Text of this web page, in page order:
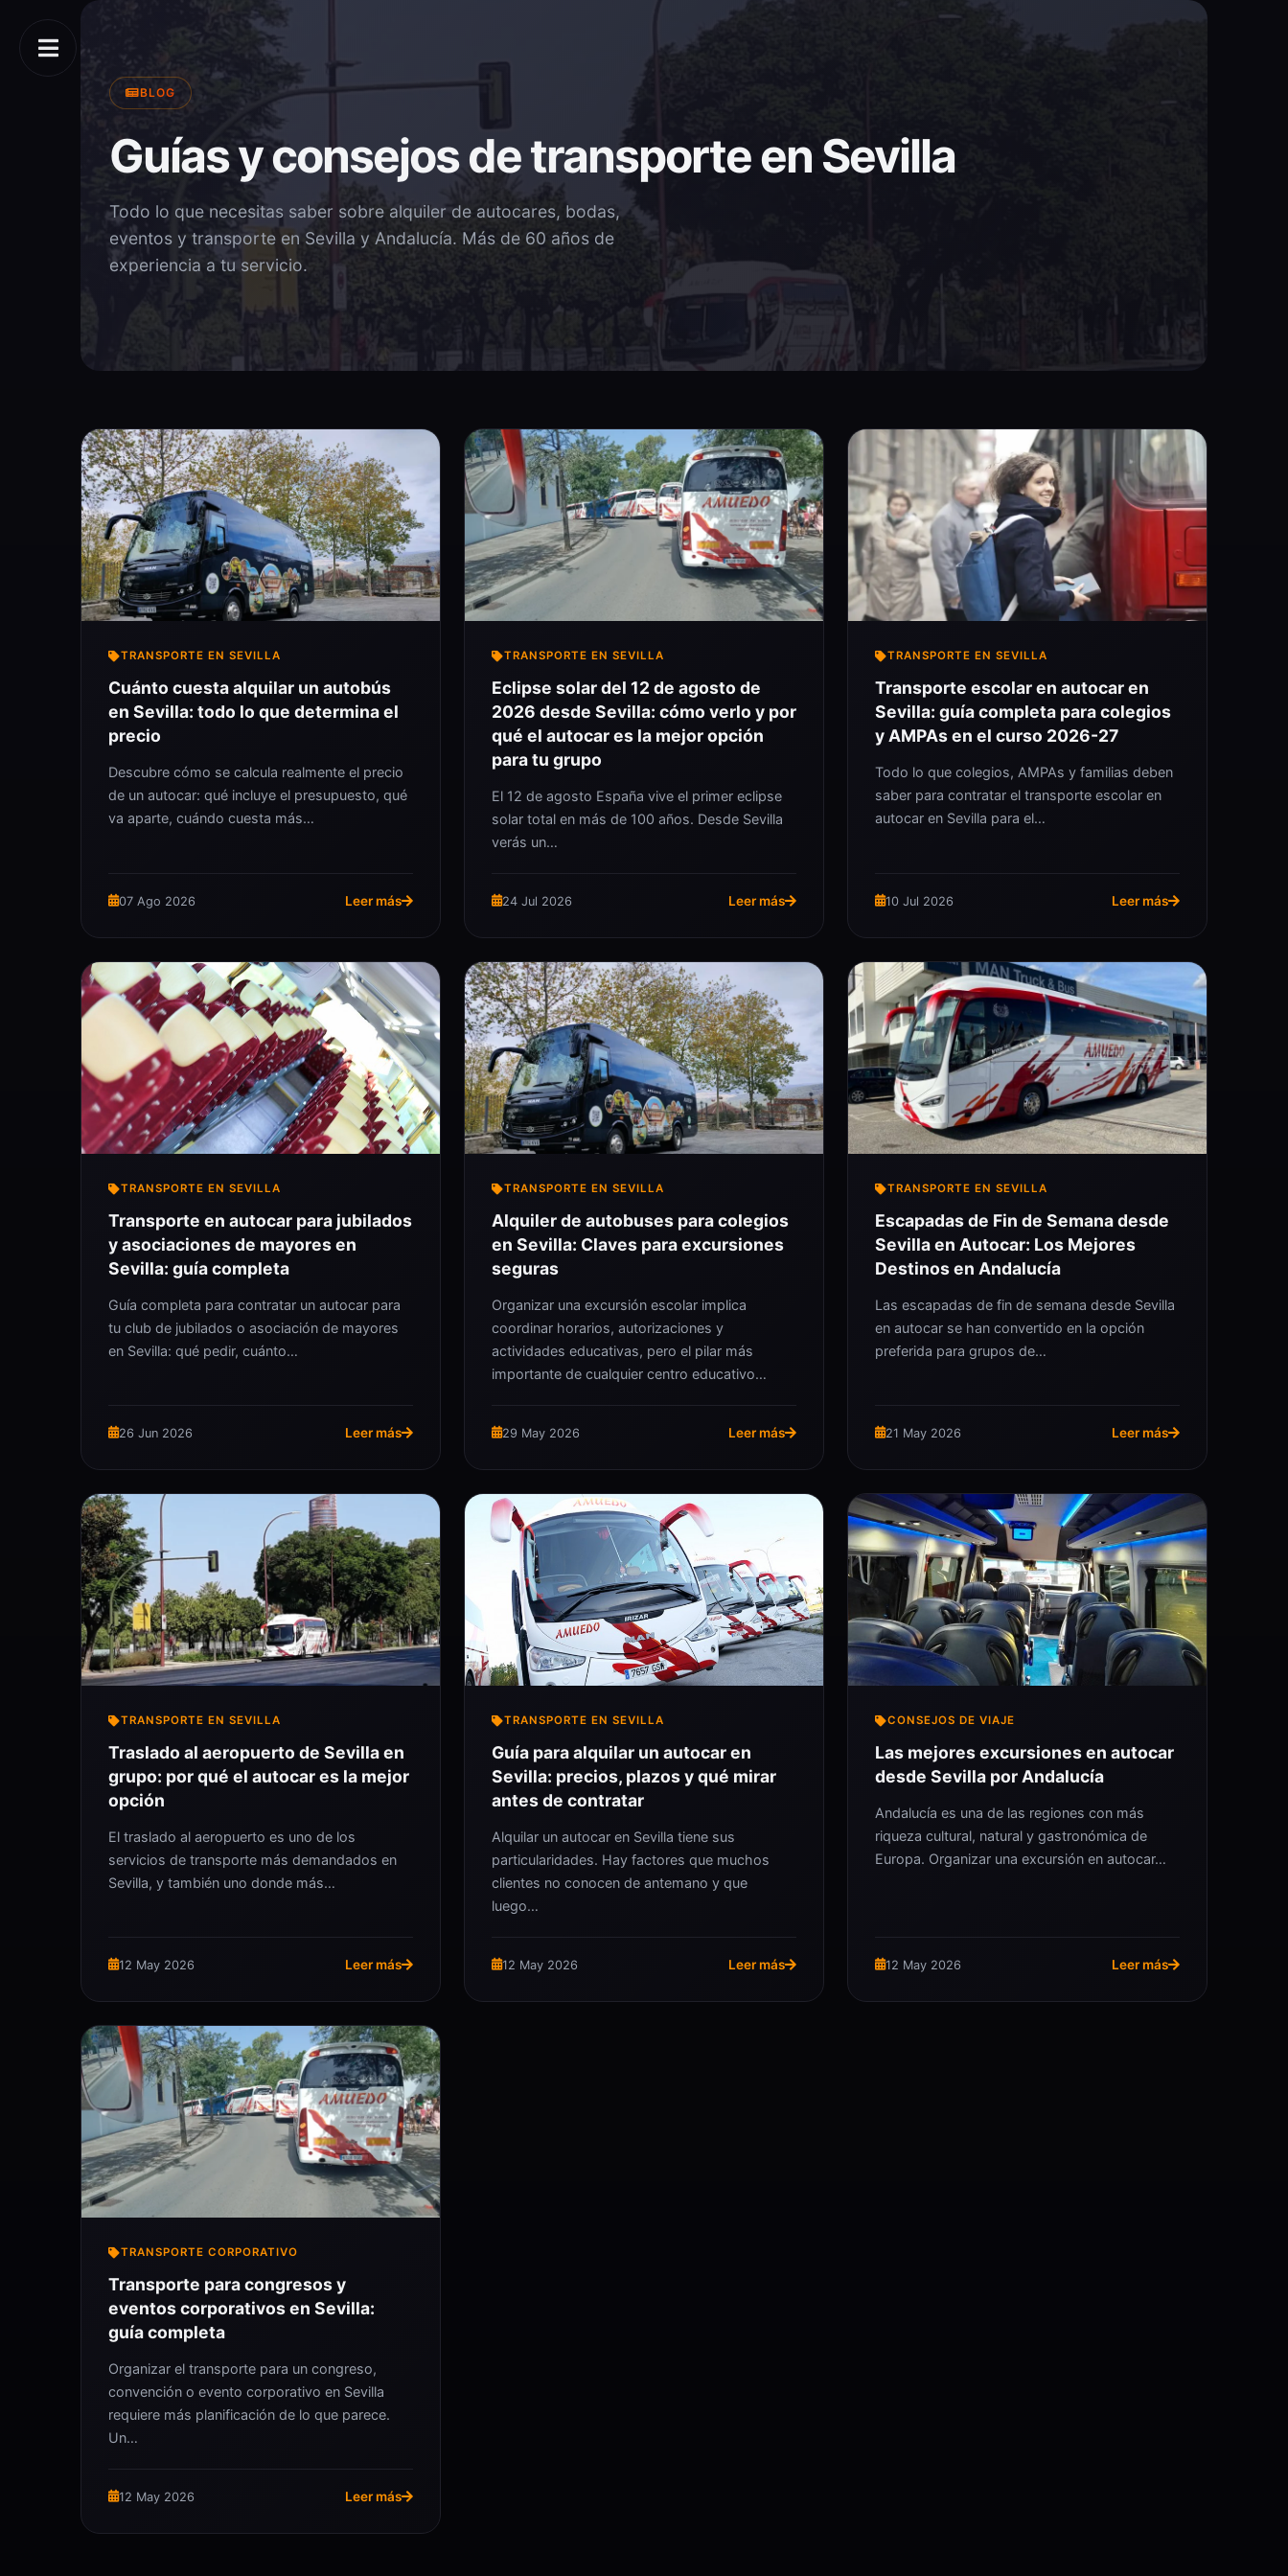
BLOG
Guías y consejos de transporte en Sevilla
Todo lo que necesitas saber sobre alquiler de autocares, bodas,
eventos y transporte en Sevilla y Andalucía. Más de 60 años de
experiencia a tu servicio.
TRANSPORTE EN SEVILLA
Cuánto cuesta alquilar un autobús
en Sevilla: todo lo que determina el
precio
Descubre cómo se calcula realmente el precio
de un autocar: qué incluye el presupuesto, qué
va aparte, cuándo cuesta más…
07 Ago 2026 Leer más
TRANSPORTE EN SEVILLA
Eclipse solar del 12 de agosto de
2026 desde Sevilla: cómo verlo y por
qué el autocar es la mejor opción
para tu grupo
El 12 de agosto España vive el primer eclipse
solar total en más de 100 años. Desde Sevilla
verás un…
24 Jul 2026 Leer más
TRANSPORTE EN SEVILLA
Transporte escolar en autocar en
Sevilla: guía completa para colegios
y AMPAs en el curso 2026-27
Todo lo que colegios, AMPAs y familias deben
saber para contratar el transporte escolar en
autocar en Sevilla para el…
10 Jul 2026 Leer más
TRANSPORTE EN SEVILLA
Transporte en autocar para jubilados
y asociaciones de mayores en
Sevilla: guía completa
Guía completa para contratar un autocar para
tu club de jubilados o asociación de mayores
en Sevilla: qué pedir, cuánto…
26 Jun 2026 Leer más
TRANSPORTE EN SEVILLA
Alquiler de autobuses para colegios
en Sevilla: Claves para excursiones
seguras
Organizar una excursión escolar implica
coordinar horarios, autorizaciones y
actividades educativas, pero el pilar más
importante de cualquier centro educativo…
29 May 2026 Leer más
TRANSPORTE EN SEVILLA
Escapadas de Fin de Semana desde
Sevilla en Autocar: Los Mejores
Destinos en Andalucía
Las escapadas de fin de semana desde Sevilla
en autocar se han convertido en la opción
preferida para grupos de…
21 May 2026 Leer más
TRANSPORTE EN SEVILLA
Traslado al aeropuerto de Sevilla en
grupo: por qué el autocar es la mejor
opción
El traslado al aeropuerto es uno de los
servicios de transporte más demandados en
Sevilla, y también uno donde más…
12 May 2026 Leer más
TRANSPORTE EN SEVILLA
Guía para alquilar un autocar en
Sevilla: precios, plazos y qué mirar
antes de contratar
Alquilar un autocar en Sevilla tiene sus
particularidades. Hay factores que muchos
clientes no conocen de antemano y que
luego…
12 May 2026 Leer más
CONSEJOS DE VIAJE
Las mejores excursiones en autocar
desde Sevilla por Andalucía
Andalucía es una de las regiones con más
riqueza cultural, natural y gastronómica de
Europa. Organizar una excursión en autocar…
12 May 2026 Leer más
TRANSPORTE CORPORATIVO
Transporte para congresos y
eventos corporativos en Sevilla:
guía completa
Organizar el transporte para un congreso,
convención o evento corporativo en Sevilla
requiere más planificación de lo que parece.
Un…
12 May 2026 Leer más